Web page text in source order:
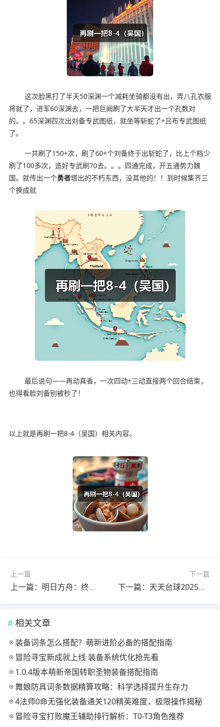
这次脸黑打了半天50深渊一个减耗坐骑都没有出，弄八孔衣服
将就了，进军60深渊去，一把巨阙刷了大半天才出一个孔数对
的。。65深渊四次出刘备专武图纸，就坐等斩蛇了+吕布专武图纸
了。
一共刷了150+次，刷了60+个刘备终于出斩蛇了，比上个档少
刷了100多次，造好专武刷70去。。。四通完成，开五通势力魏
国。就传出一个勇者塔出的不朽东西，没其他的！！到时候集齐三
个换成就
最后说句——再动真香，一次四动+三动直接两个回合结束，
也得看脸刘备别被秒了！
以上就是再刷一把8-4（吴国）相关内容。
上一篇
上一篇：明日方舟：终末地明日方舟终末地：各系统介绍
下一篇
下一篇：天天台球2025年9月12日魔王球杆推荐及兑换码
相关文章
装备词条怎么搭配？萌新进阶必备的搭配指南
冒险寻宝新成就上线 装备系统优化抢先看
1.0.4版本萌新帝国转职圣物装备搭配指南
舞娘防具词条数据精算攻略：科学选择提升生存力
4法师0命无强化装备通关120精英难度，极限操作揭秘
冒险寻宝打败魔王辅助排行解析：T0-T3角色推荐